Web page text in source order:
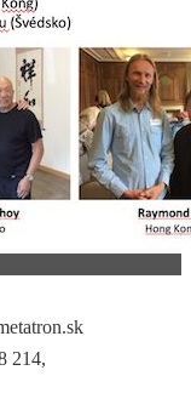
214,